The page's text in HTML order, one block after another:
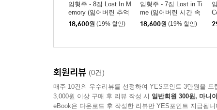
임형주 - 8집 Lost In M
emory (잃어버린 추억
속으로)
18,600원 (19% 할인)
임형주 - 7집 Lost in Ti
me (잃어버린 시간 속
으로)
18,600원 (19% 할인)
회원리뷰 (0건)
매주 10건의 우수리뷰를 선정하여 YES포인트 3만원을 드
3,000원 이상 구매 후 리뷰 작성 시 일반회원 300원, 마니
eBook은 다운로드 후 작성한 리뷰만 YES포인트 지급됩니